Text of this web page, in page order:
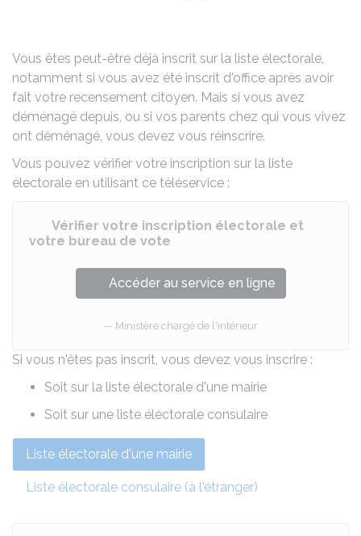
Vous êtes peut-être déjà inscrit sur la liste électorale,
notamment si vous avez été inscrit d'office après avoir
fait votre recensement citoyen. Mais si vous avez
déménagé depuis, ou si vos parents chez qui vous vivez
ont déménagé, vous devez vous réinscrire.
Vous pouvez vérifier votre inscription sur la liste
électorale en utilisant ce téléservice :
Vérifier votre inscription électorale et
votre bureau de vote
Accéder au service en ligne
Ministère chargé de l'intérieur
Si vous n'êtes pas inscrit, vous devez vous inscrire :
Soit sur la liste électorale d'une mairie
Soit sur une liste électorale consulaire
Liste électorale d'une mairie
Liste électorale consulaire (à l'étranger)